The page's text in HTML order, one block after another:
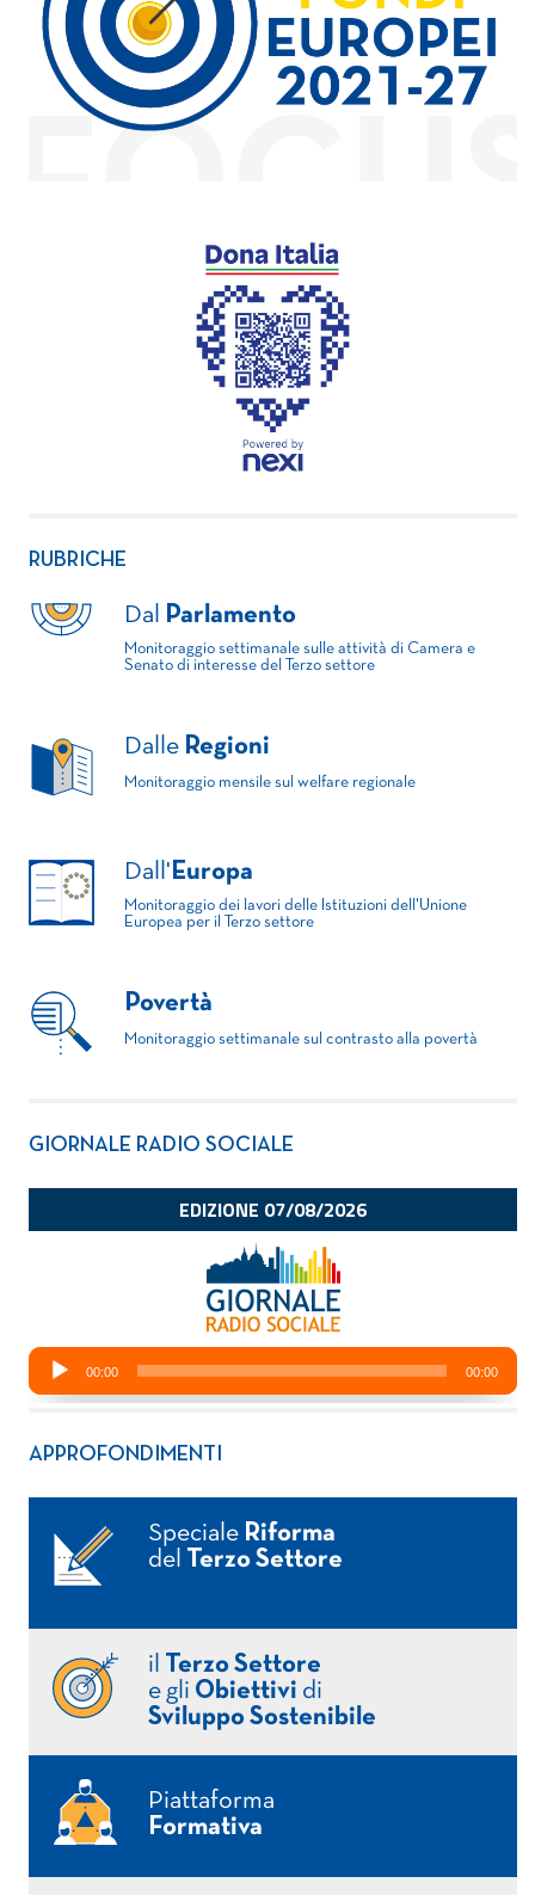
RUBRICHE
Dal Parlamento
Monitoraggio settimanale sulle attività di Camera e
Senato di interesse del Terzo settore
Dalle Regioni
Monitoraggio mensile sul welfare regionale
Dall' Europa
Monitoraggio dei lavori delle Istituzioni dell'Unione
Europea per il Terzo settore
Povertà
Monitoraggio settimanale sul contrasto alla povertà
GIORNALE RADIO SOCIALE
APPROFONDIMENTI
Speciale Riforma
del
Terzo Settore
il
Terzo Settore
e gli Obiettivi di
Sviluppo Sostenibile
Piattaforma
Formativa